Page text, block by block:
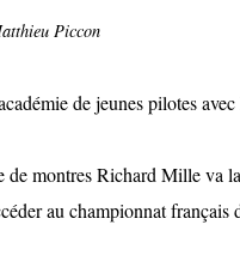
Piccon
montres Richard Mille va
au championnat